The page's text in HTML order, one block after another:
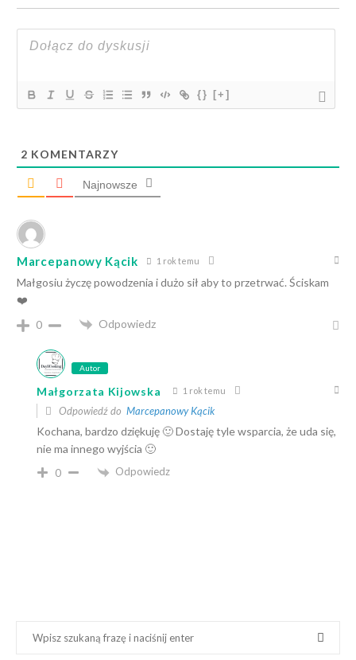
{} [+]
2 KOMENTARZY
Najnowsze
Marcepanowy Kącik 1 rok temu
Małgosiu życzę powodzenia i dużo sił aby to przetrwać. Ściskam
❤️
0
Odpowiedz
Autor
Małgorzata Kijowska 1 rok temu
Odpowiedź do Marcepanowy Kącik
Kochana, bardzo dziękuję 🙂 Dostaję tyle wsparcia, że uda się,
nie ma innego wyjścia 🙂
0 Odpowiedz